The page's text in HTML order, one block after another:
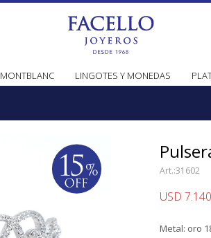
MONTBLANC LINGOTES Y MONEDAS
31602
USD
Metal: oro